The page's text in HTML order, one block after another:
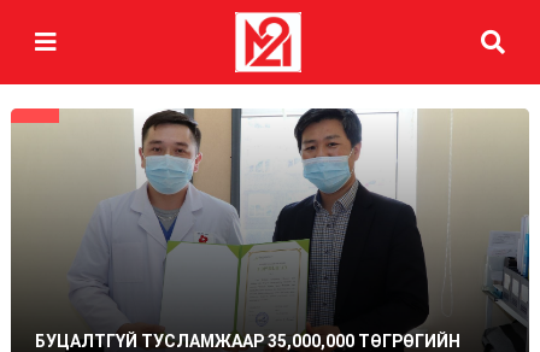
БУЦАЛТГҮЙ ТУСЛАМЖААР 35,000,000 ТӨГРӨГИЙН